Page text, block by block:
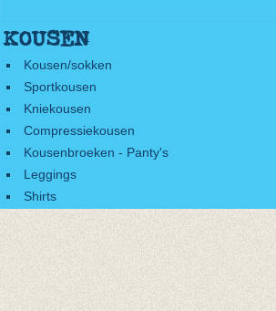
KOUSEN
Kousen/sokken
Sportkousen
Kniekousen
Compressiekousen
Kousenbroeken - Panty's
Leggings
Shirts